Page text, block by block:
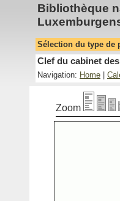
Bibliothèque
Sélection du type de
Clef du cabinet
Navigation: Home
Zoom